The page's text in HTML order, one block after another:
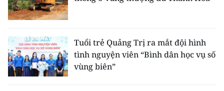
Tuổi trẻ Quảng Trị ra mắt đội hình
tình nguyện viên “Bình dân học vụ số
vùng biên”